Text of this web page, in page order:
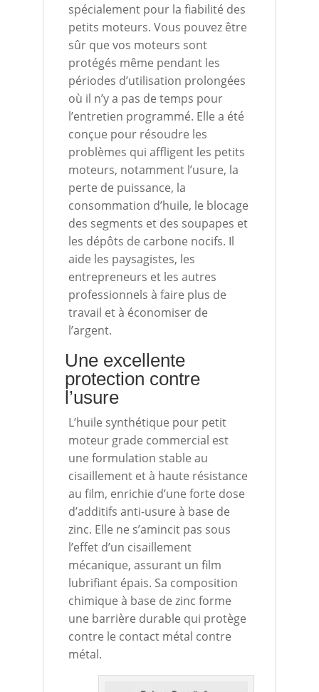
spécialement pour la fiabilité des
petits moteurs. Vous pouvez être
sûr que vos moteurs sont
protégés même pendant les
périodes d’utilisation prolongées
où il n’y a pas de temps pour
l’entretien programmé. Elle a été
conçue pour résoudre les
problèmes qui affligent les petits
moteurs, notamment l’usure, la
perte de puissance, la
consommation d’huile, le blocage
des segments et des soupapes et
les dépôts de carbone nocifs. Il
aide les paysagistes, les
entrepreneurs et les autres
professionnels à faire plus de
travail et à économiser de
l’argent.
Une excellente
protection contre
l’usure
L’huile synthétique pour petit
moteur grade commercial est
une formulation stable au
cisaillement et à haute résistance
au film, enrichie d’une forte dose
d’additifs anti-usure à base de
zinc. Elle ne s’amincit pas sous
l’effet d’un cisaillement
mécanique, assurant un film
lubrifiant épais. Sa composition
chimique à base de zinc forme
une barrière durable qui protège
contre le contact métal contre
métal.